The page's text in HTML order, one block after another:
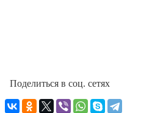
Поделиться в соц. сетях